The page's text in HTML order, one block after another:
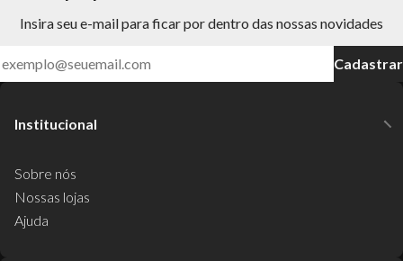
Insira seu e-mail para ficar por dentro das nossas novidades
Cadastrar
Institucional
Sobre nós
Nossas lojas
Ajuda